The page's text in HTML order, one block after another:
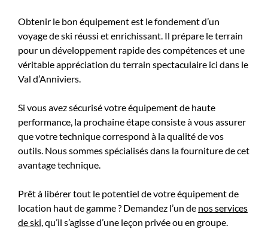
Obtenir le bon équipement est le fondement d’un
voyage de ski réussi et enrichissant. Il prépare le terrain
pour un développement rapide des compétences et une
véritable appréciation du terrain spectaculaire ici dans le
Val d’Anniviers.
Si vous avez sécurisé votre équipement de haute
performance, la prochaine étape consiste à vous assurer
que votre technique correspond à la qualité de vos
outils. Nous sommes spécialisés dans la fourniture de cet
avantage technique.
Prêt à libérer tout le potentiel de votre équipement de
location haut de gamme ? Demandez l’un de nos services
de ski, qu’il s’agisse d’une leçon privée ou en groupe.